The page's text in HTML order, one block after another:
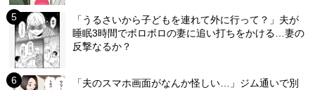
「うるさいから子どもを連れて外に行って？」夫が
睡眠3時間でボロボロの妻に追い打ちをかける…妻の
反撃なるか？
「夫のスマホ画面がなんか怪しい…」ジム通いで別